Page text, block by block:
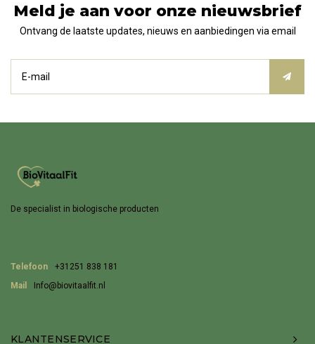
Meld je aan voor onze nieuwsbrief
Ontvang de laatste updates, nieuws en aanbiedingen via email
De specialist in biologische producten
Telefoon
+31251 838 181
Mail
Info@biovitaalfit.nl
KLANTENSERVICE